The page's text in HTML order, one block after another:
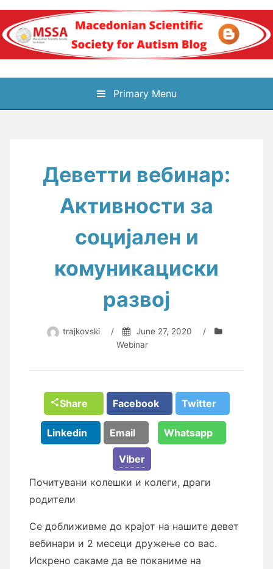
Skip
content
Блог на
Македонското научно
аутизам
Primary Menu
Деветти вебинар:
Активности за
социјален и
комуникациски
развој
trajkovski / June 27, 2020
/
Webinar
Share Facebook Twitter
Linkedin Email Whatsapp
Viber
Почитувани колешки и колеги, драги
родители
Се доближивме до крајот на нашите девет
вебинари и 2 месеци дружење со вас.
Искрено сакаме да ве поканиме на